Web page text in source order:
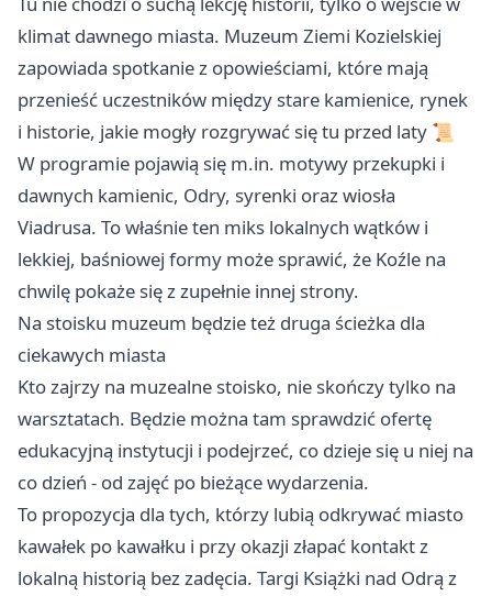
klimat dawnego miasta. Muzeum Ziemi Kozielskiej
zapowiada spotkanie z opowieściami, które mają
przenieść uczestników między stare kamienice, rynek
i historie, jakie mogły rozgrywać się tu przed laty 📜
W programie pojawią się m.in. motywy przekupki i
dawnych kamienic, Odry, syrenki oraz wiosła
Viadrusa. To właśnie ten miks lokalnych wątków i
lekkiej, baśniowej formy może sprawić, że Koźle na
chwilę pokaże się z zupełnie innej strony.
Na stoisku muzeum będzie też druga ścieżka dla
ciekawych miasta
Kto zajrzy na muzealne stoisko, nie skończy tylko na
warsztatach. Będzie można tam sprawdzić ofertę
edukacyjną instytucji i podejrzeć, co dzieje się u niej na
co dzień - od zajęć po bieżące wydarzenia.
To propozycja dla tych, którzy lubią odkrywać miasto
kawałek po kawałku i przy okazji złapać kontakt z
lokalną historią bez zadęcia. Targi Książki nad Odrą z